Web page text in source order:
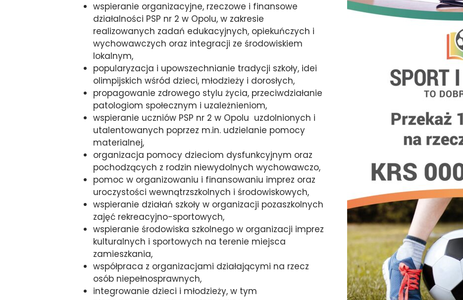
wspieranie organizacyjne, rzeczowe i finansowe
działalności PSP nr 2 w Opolu, w zakresie
realizowanych zadań edukacyjnych, opiekuńczych i
wychowawczych oraz integracji ze środowiskiem
lokalnym,
popularyzacja i upowszechnianie tradycji szkoły, idei
olimpijskich wśród dzieci, młodzieży i dorosłych,
propagowanie zdrowego stylu życia, przeciwdziałanie
patologiom społecznym i uzależnieniom,
wspieranie uczniów PSP nr 2 w Opolu uzdolnionych i
utalentowanych poprzez m.in. udzielanie pomocy
materialnej,
organizacja pomocy dzieciom dysfunkcyjnym oraz
pochodzących z rodzin niewydolnych wychowawczo,
pomoc w organizowaniu i finansowaniu imprez oraz
uroczystości wewnątrzszkolnych i środowiskowych,
wspieranie działań szkoły w organizacji pozaszkolnych
zajęć rekreacyjno-sportowych,
wspieranie środowiska szkolnego w organizacji imprez
kulturalnych i sportowych na terenie miejsca
zamieszkania,
współpraca z organizacjami działającymi na rzecz
osób niepełnosprawnych,
integrowanie dzieci i młodzieży, w tym